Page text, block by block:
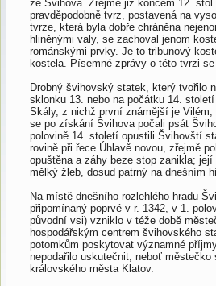
ze Švihova. Zřejmě již koncem 12.
pravděpodobně tvrz, postavená na
tvrze, která byla dobře chráněna
hliněnými valy, se zachoval jenom
románskými prvky. Je to tribunový
kostela. Písemné zprávy o této tvrzi
Drobný švihovský statek, který tvořilo
sklonku 13. nebo na počátku 14.
Skály, z nichž první známější je Vilém,
se po získání Švihova počali psát
polovině 14. století opustili Švihovští
rovině při řece Úhlavě novou, zřejmě
opuštěna a záhy beze stop zanikla;
mělký žleb, dosud patrný na dnešním
Na místě dnešního rozlehlého hradu
připomínaný poprvé v r. 1342, v 1.
původní vsi) vzniklo v téže době
hospodářským centrem švihovského
potomkům poskytovat významné
nepodařilo uskutečnit, neboť
královského města Klatov.